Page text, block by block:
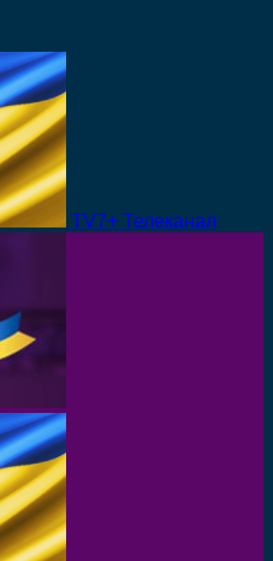
TV7+ Телеканал